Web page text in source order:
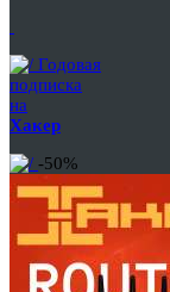
Годовая
подписка
на
Хакер
-50%